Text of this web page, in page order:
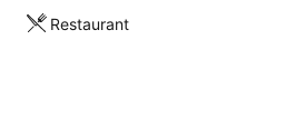
Restaurant